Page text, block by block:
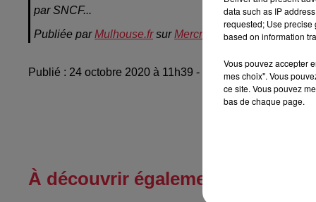
par SNCF...
Publiée parMulhouse.frsurMercredi 21 octobre 2020
Publié : 24 octobre 2020 à 11h39 - Modifié : 10 mai
À découvrir également
data such as IP
requested; Use precise
based on information
Vous pouvez accepter
mes choix". Vous
ce site. Vous pouvez
bas de chaque page.